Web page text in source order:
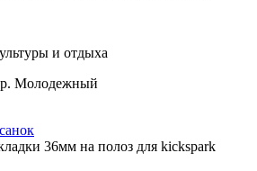
и отдыха
Молодежный
36мм на полоз для kickspark